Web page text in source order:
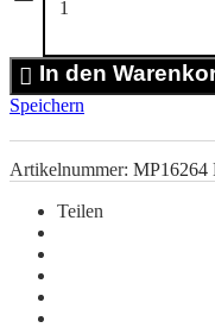
Poster
In den
Speichern
Artikelnummer: MP16264
Teilen